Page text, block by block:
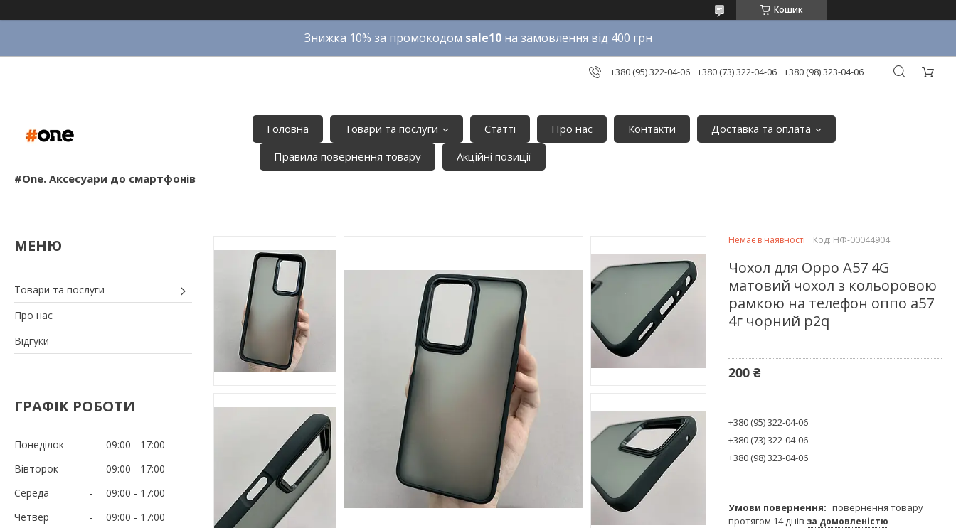
Кошик
Знижка 10% за промокодом sale10на замовлення від 400 грн
+380 (95) 322-04-06 +380 (73) 322-04-06 +380 (98) 323-04-06
#One. Аксесуари до смартфонів
Головна Товари та послуги Статті Про нас Контакти
Доставка та оплата
Правила повернення товару
Акційні позиції
Товари та послуги
Про нас
Відгуки
ГРАФІК РОБОТИ
Понеділок 09:00
17:00
Вівторок
09:00
17:00
Середа
09:00
17:00
Четвер
09:00
17:00
Немає в наявності Код: НФ-00044904
Чохол для Oppo A57 4G
матовий чохол з кольоровою
рамкою на телефон оппо а57
4г чорний p2q
200 ₴
+380 (95) 322-04-06
+380 (73) 322-04-06
+380 (98) 323-04-06
повернення товару
протягом 14 днів за домовленістю